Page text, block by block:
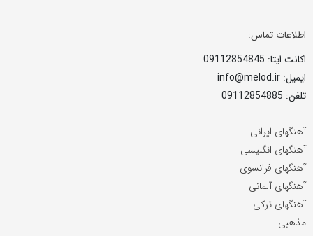
اطلاعات تماس:
اکانت ایتا: 09112854845
ایمیل: info@melod.ir
تلفن: 09112854885
آهنگهای ایرانی
آهنگهای انگلیسی
آهنگهای فرانسوی
آهنگهای آلمانی
آهنگهای ترکی
مذهبی